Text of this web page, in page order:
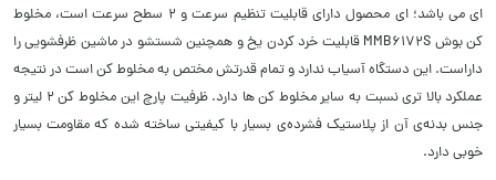
ای می باشد؛ ای محصول دارای قابلیت تنظیم سرعت و 2 سطح سرعت است، مخلوط
کن بوش MMB6172S قابلیت خرد کردن یخ و همچنین شستشو در ماشین ظرفشویی را
داراست. این دستگاه آسیاب ندارد و تمام قدرتش مختص به مخلوط کن است در نتیجه
عملکرد بالا تری نسبت به سایر مخلوط کن ها دارد. ظرفیت پارچ این مخلوط کن 2 لیتر و
جنس بدنه‌ی آن از پلاستیک فشرده‌ی بسیار با کیفیتی ساخته شده که مقاومت بسیار
خوبی دارد.